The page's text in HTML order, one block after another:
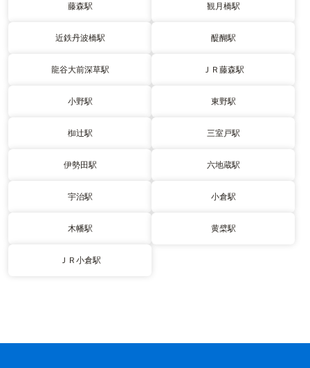
藤森駅 観月橋駅
近鉄丹波橋駅 醍醐駅
龍谷大前深草駅 ＪＲ藤森駅
小野駅 東野駅
椥辻駅 三室戸駅
伊勢田駅 六地蔵駅
宇治駅 小倉駅
木幡駅 黄檗駅
ＪＲ小倉駅